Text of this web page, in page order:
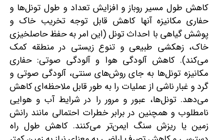
کاهش طول مسیر روباز و افزایش تعداد و طول تونل‌ها و
حفاری مکانیزه آنها کاهش قابل توجه تخریب خاک و
پوشش گیاهی با احداث تونل (این امر به حفظ حاصلخیزی
خاک، زهکشی طبیعی و تنوع زیستی در منطقه کمک
می‌کند). کاهش آلودگی هوا و آلودگی صوتی: حفاری
مکانیزه تونل‌ها به جای روش‌های سنتی، آلودگی صوتی و
گرد و غبار ناشی از عملیات را به طور قابل ملاحظه‌ای کاهش
می‌دهد. تونل‌ها، عبور و مرور را در شرایط آب و هوایی
نامطلوب و همچنین در برابر خطرات احتمالی مانند رانش
زمین یا ریزش سنگ ایمن‌تر می‌کنند. کاهش طول راه